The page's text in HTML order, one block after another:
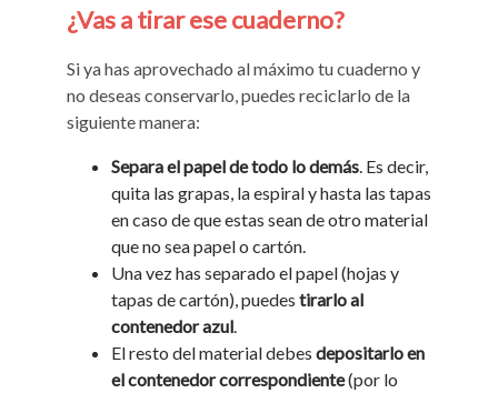
¿Vas a tirar ese cuaderno?
Si ya has aprovechado al máximo tu cuaderno y
no deseas conservarlo, puedes reciclarlo de la
siguiente manera:
Separa el papel de todo lo demás . Es decir,
quita las grapas, la espiral y hasta las tapas
en caso de que estas sean de otro material
que no sea papel o cartón.
Una vez has separado el papel (hojas y
tapas de cartón), puedes tirarlo al
contenedor azul
El resto del material debes depositarlo en
el contenedor correspondiente(por lo